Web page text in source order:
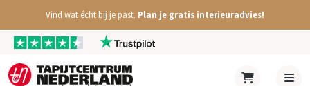
Vind wat écht bij je past. Plan je gratis interieuradvies!